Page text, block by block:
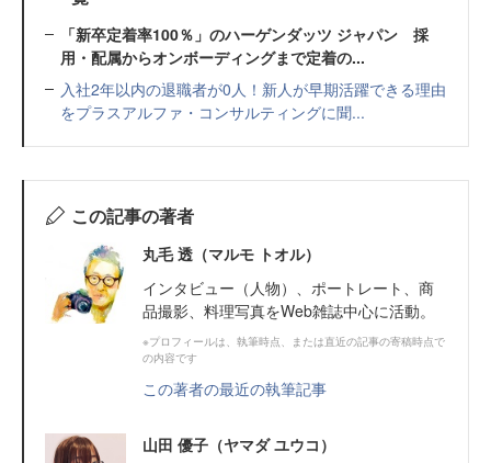
「新卒定着率100％」のハーゲンダッツ ジャパン 採
用・配属からオンボーディングまで定着の...
入社2年以内の退職者が0人！新人が早期活躍できる理由
をプラスアルファ・コンサルティングに聞...
この記事の著者
丸毛 透（マルモ トオル）
インタビュー（人物）、ポートレート、商
品撮影、料理写真をWeb雑誌中心に活動。
※プロフィールは、執筆時点、または直近の記事の寄稿時点で
の内容です
この著者の最近の執筆記事
山田 優子（ヤマダ ユウコ）